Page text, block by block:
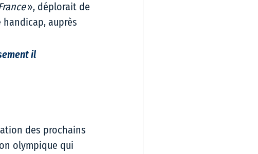
», déplorait de
handicap, auprès
il
des prochains
olympique qui